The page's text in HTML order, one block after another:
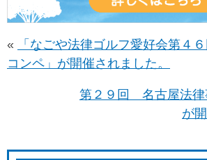
«
「なごや法律ゴルフ愛好会第４６
コンペ」が開催されました。
第２９回 名古屋法律
が